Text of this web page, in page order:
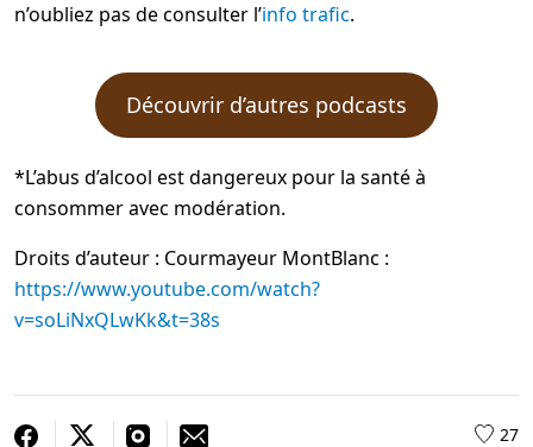
n’oubliez pas de consulter l’info trafic.
Découvrir d’autres podcasts
*L’abus d’alcool est dangereux pour la santé à
consommer avec modération.
Droits d’auteur : Courmayeur MontBlanc :
https://www.youtube.com/watch?
v=soLiNxQLwKk&t=38s
27